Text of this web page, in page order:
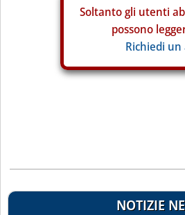
Soltanto gli utenti
possono
Richiedi
NOTIZIE